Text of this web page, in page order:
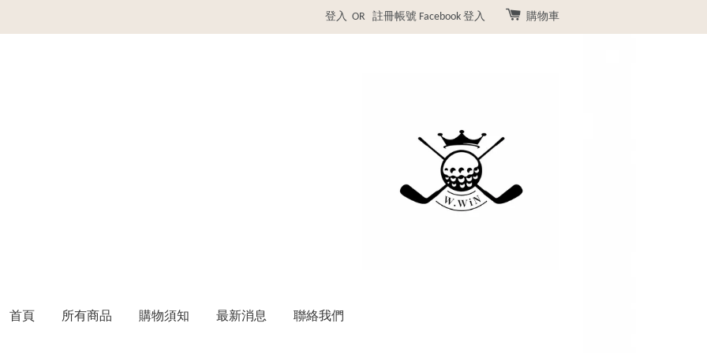
登入 OR 註冊帳號 Facebook 登入 購物車
首頁 所有商品 購物須知 最新消息 聯絡我們